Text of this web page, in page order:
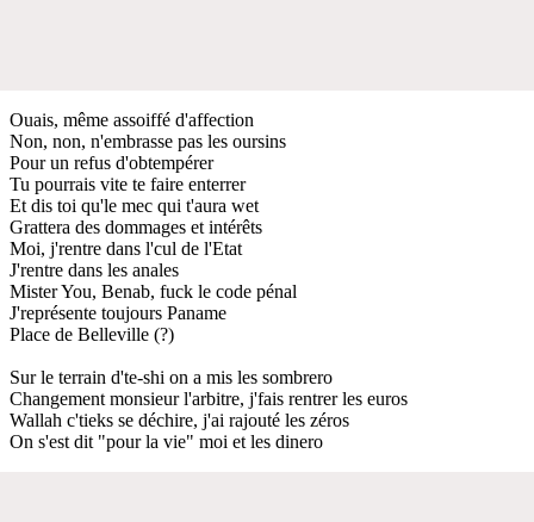
Ouais, même assoiffé d'affection
Non, non, n'embrasse pas les oursins
Pour un refus d'obtempérer
Tu pourrais vite te faire enterrer
Et dis toi qu'le mec qui t'aura wet
Grattera des dommages et intérêts
Moi, j'rentre dans l'cul de l'Etat
J'rentre dans les anales
Mister You, Benab, fuck le code pénal
J'représente toujours Paname
Place de Belleville (?)
Sur le terrain d'te-shi on a mis les sombrero
Changement monsieur l'arbitre, j'fais rentrer les euros
Wallah c'tieks se déchire, j'ai rajouté les zéros
On s'est dit "pour la vie" moi et les dinero